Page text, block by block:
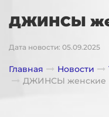
ДЖИНСЫ
Дата новости: 05.09.2025
Главная Новости
ДЖИНСЫ женские